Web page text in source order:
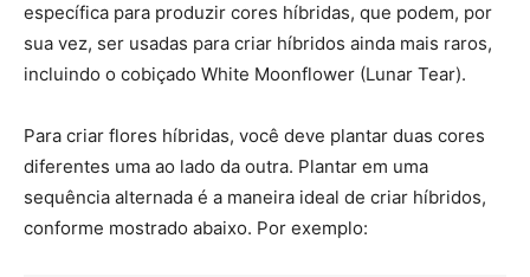
específica para produzir cores híbridas, que podem, por
sua vez, ser usadas para criar híbridos ainda mais raros,
incluindo o cobiçado White Moonflower (Lunar Tear).
Para criar flores híbridas, você deve plantar duas cores
diferentes uma ao lado da outra. Plantar em uma
sequência alternada é a maneira ideal de criar híbridos,
conforme mostrado abaixo. Por exemplo: